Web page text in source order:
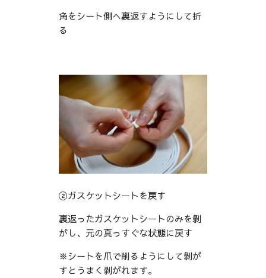
角をシート側へ裏返すようにして折
る
②ガスケットシートを戻す
裏返ったガスケットシートのみを剝
がし、元の真っすぐな状態に戻す
※シートを爪で削るようにして剝が
すとうまく剥がれます。